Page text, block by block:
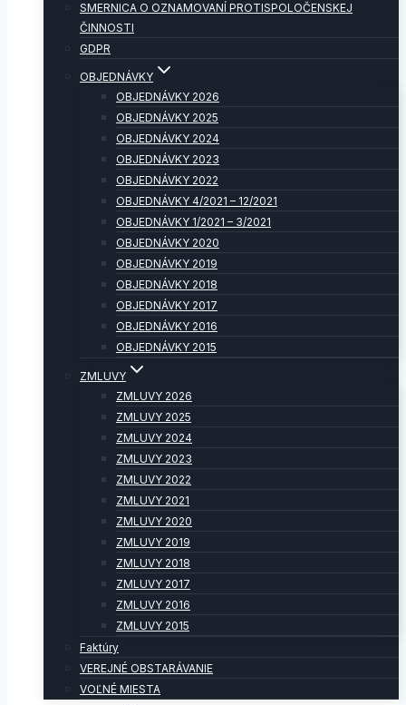
SMERNICA O OZNAMOVANÍ PROTISPOLOČENSKEJ
ČINNOSTI
GDPR
OBJEDNÁVKY
OBJEDNÁVKY 2026
OBJEDNÁVKY 2025
OBJEDNÁVKY 2024
OBJEDNÁVKY 2023
OBJEDNÁVKY 2022
OBJEDNÁVKY 4/2021 – 12/2021
OBJEDNÁVKY 1/2021 – 3/2021
OBJEDNÁVKY 2020
OBJEDNÁVKY 2019
OBJEDNÁVKY 2018
OBJEDNÁVKY 2017
OBJEDNÁVKY 2016
OBJEDNÁVKY 2015
ZMLUVY
ZMLUVY 2026
ZMLUVY 2025
ZMLUVY 2024
ZMLUVY 2023
ZMLUVY 2022
ZMLUVY 2021
ZMLUVY 2020
ZMLUVY 2019
ZMLUVY 2018
ZMLUVY 2017
ZMLUVY 2016
ZMLUVY 2015
Faktúry
VEREJNÉ OBSTARÁVANIE
VOĽNÉ MIESTA